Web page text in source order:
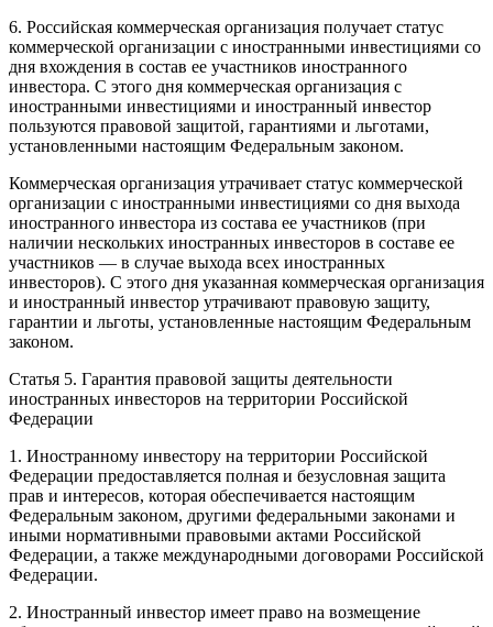
6. Российская коммерческая организация получает статус
коммерческой организации с иностранными инвестициями со
дня вхождения в состав ее участников иностранного
инвестора. С этого дня коммерческая организация с
иностранными инвестициями и иностранный инвестор
пользуются правовой защитой, гарантиями и льготами,
установленными настоящим Федеральным законом.
Коммерческая организация утрачивает статус коммерческой
организации с иностранными инвестициями со дня выхода
иностранного инвестора из состава ее участников (при
наличии нескольких иностранных инвесторов в составе ее
участников — в случае выхода всех иностранных
инвесторов). С этого дня указанная коммерческая организация
и иностранный инвестор утрачивают правовую защиту,
гарантии и льготы, установленные настоящим Федеральным
законом.
Статья 5. Гарантия правовой защиты деятельности
иностранных инвесторов на территории Российской
Федерации
1. Иностранному инвестору на территории Российской
Федерации предоставляется полная и безусловная защита
прав и интересов, которая обеспечивается настоящим
Федеральным законом, другими федеральными законами и
иными нормативными правовыми актами Российской
Федерации, а также международными договорами Российской
Федерации.
2. Иностранный инвестор имеет право на возмещение